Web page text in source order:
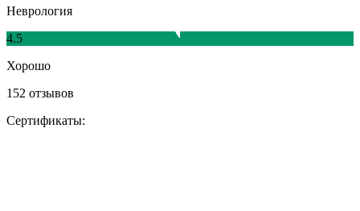
Неврология
4.5
Хорошо
152 отзывов
Сертификаты: